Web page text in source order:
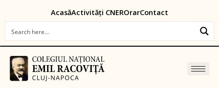
content
AcasăActivități CNEROrarContact